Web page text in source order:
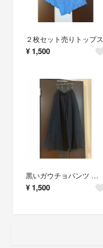
２枚セット売りトップス
¥ 1,500
黒いガウチョパンツ ゴムウエスト
¥ 1,500